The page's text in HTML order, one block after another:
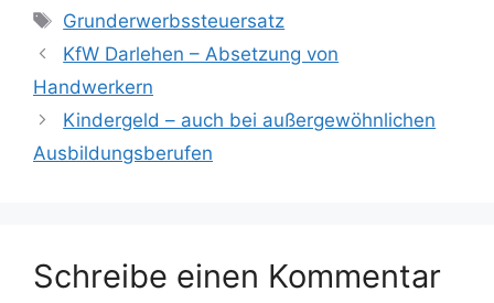
Schlagwörter
Grunderwerbssteuersatz
KfW Darlehen – Absetzung von
Handwerkern
Kindergeld – auch bei außergewöhnlichen
Ausbildungsberufen
Schreibe einen Kommentar